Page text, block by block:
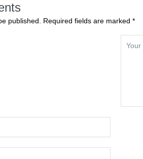
published. Required fields are marked *